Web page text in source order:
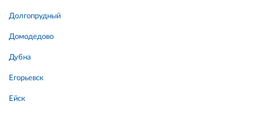
Долгопрудный
Домодедово
Дубна
Егорьевск
Ейск